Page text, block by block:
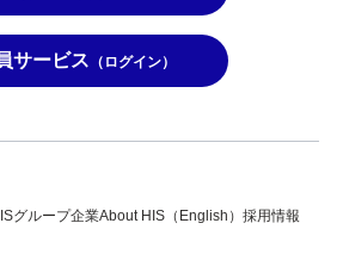
サービス （ログイン）
グループ企業About HIS（English） 採用情報